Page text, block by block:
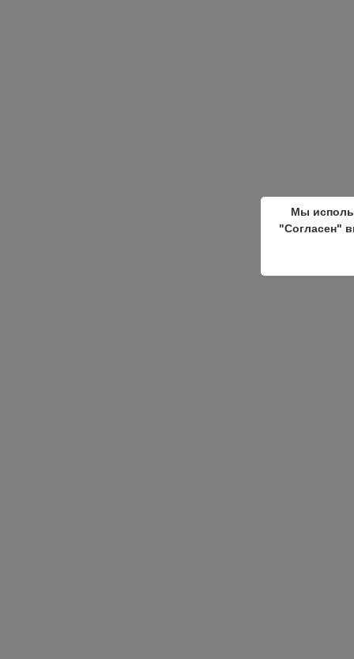
Мы
"Согласен"